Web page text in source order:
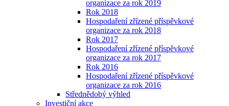
organizace za rok 2019
Rok 2018
Hospodaření zřízené příspěvkové
organizace za rok 2018
Rok 2017
Hospodaření zřízené příspěvkové
organizace za rok 2017
Rok 2016
Hospodaření zřízené příspěvkové
organizace za rok 2016
Střednědobý výhled
Investiční akce